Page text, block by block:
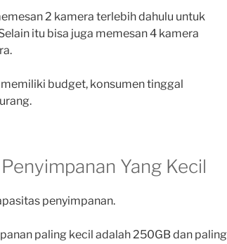
2 kamera terlebih dahulu untuk
itu bisa juga memesan 4 kamera
budget, konsumen tinggal
Yang Kecil
penyimpanan.
paling kecil adalah 250GB dan paling